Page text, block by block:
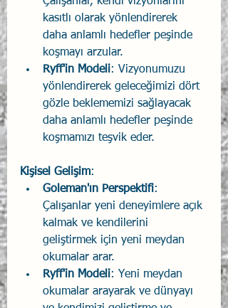
kasıtlı olarak yönlendirerek
daha anlamlı hedefler peşinde
koşmayı arzular.
Ryff'in Modeli: Vizyonumuzu
yönlendirerek geleceğimizi dört
gözle beklememizi sağlayacak
daha anlamlı hedefler peşinde
koşmamızı teşvik eder.
Kişisel Gelişim:
Goleman'ın Perspektifi:
Çalışanlar yeni deneyimlere açık
kalmak ve kendilerini
geliştirmek için yeni meydan
okumalar arar.
Ryff'in Modeli: Yeni meydan
okumalar arayarak ve dünyayı